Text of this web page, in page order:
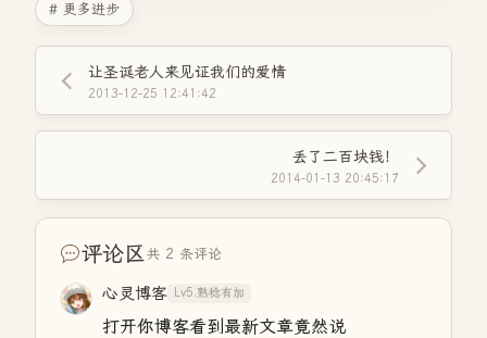
# 更多进步
让圣诞老人来见证我们的爱情
2013-12-25 12:41:42
丢了二百块钱！
2014-01-13 20:45:17
评论区共 2 条评论
心灵博客 Lv5.熟稔有加
打开你博客看到最新文章竟然说